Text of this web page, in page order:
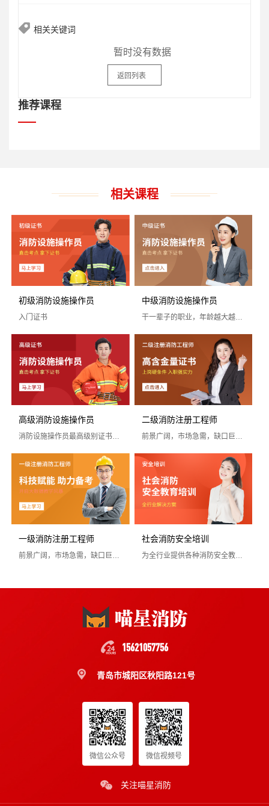
相关关键词
暂时没有数据
返回列表
推荐课程
相关课程
初级消防设施操作员
入门证书
初级消防设施操作员
国家认可度高
证书含金量高
市场需求量大
立即报名
中级消防设施操作员
干一辈子的职业，年龄越大越吃香！
中级消防设施操作员
国家认可度高
证书含金量高
市场需求量大
立即报名
高级消防设施操作员
高级消防设施操作员
国家认可度高
证书含金量高
市场需求量大
二级消防注册工程师
二级消防注册工程师
国家认可度高
证书含金量高
市场需求量大
一级消防注册工程师
一级消防注册工程师
市场需求量大
社会消防安全培训
为全行业提供各种消防安全教育培训，加强各单位......
社会消防安全培训
国家认可度高
市场需求量大
立即报名
15621057756
青岛市城阳区秋阳路121号
微信公众号 微信视频号
关注喵星消防